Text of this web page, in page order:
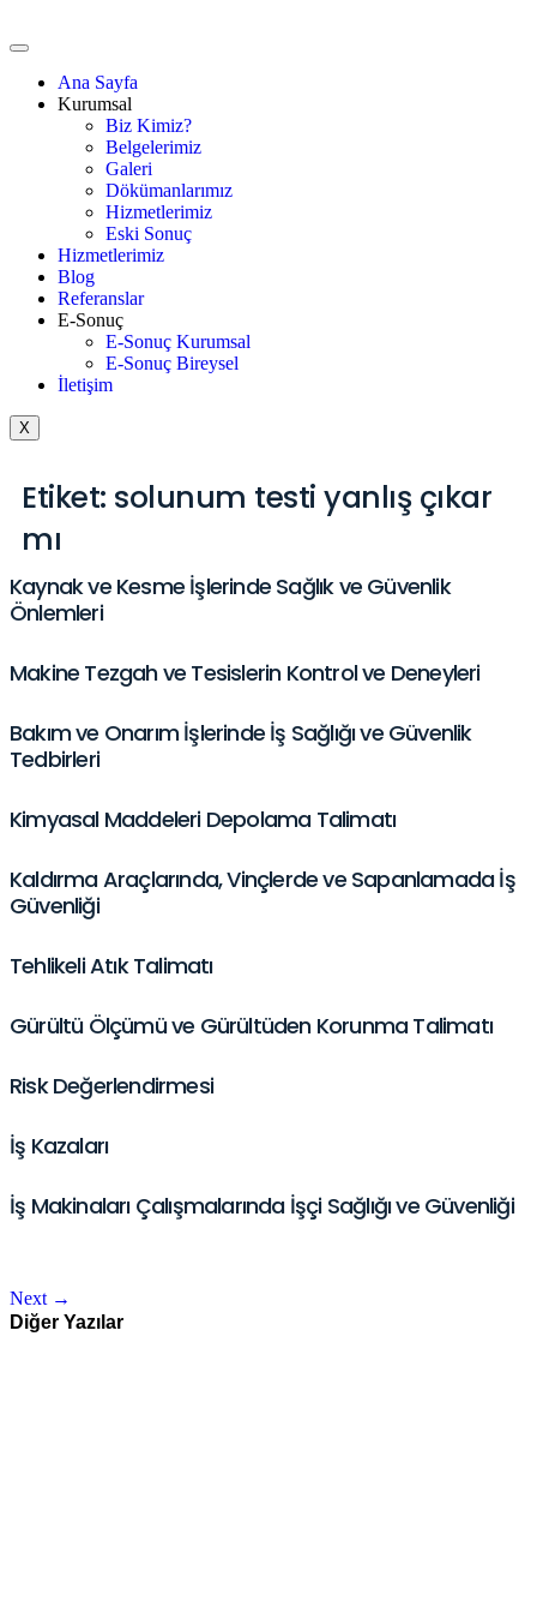
Ana Sayfa
Kurumsal
Biz Kimiz?
Belgelerimiz
Galeri
Dökümanlarımız
Hizmetlerimiz
Eski Sonuç
Hizmetlerimiz
Blog
Referanslar
E-Sonuç
E-Sonuç Kurumsal
E-Sonuç Bireysel
İletişim
X
Etiket: solunum testi yanlış çıkar
mı
Kaynak ve Kesme İşlerinde Sağlık ve Güvenlik
Önlemleri
Makine Tezgah ve Tesislerin Kontrol ve Deneyleri
Bakım ve Onarım İşlerinde İş Sağlığı ve Güvenlik
Tedbirleri
Kimyasal Maddeleri Depolama Talimatı
Kaldırma Araçlarında, Vinçlerde ve Sapanlamada İş
Güvenliği
Tehlikeli Atık Talimatı
Gürültü Ölçümü ve Gürültüden Korunma Talimatı
Risk Değerlendirmesi
İş Kazaları
İş Makinaları Çalışmalarında İşçi Sağlığı ve Güvenliği
Next →
Diğer Yazılar